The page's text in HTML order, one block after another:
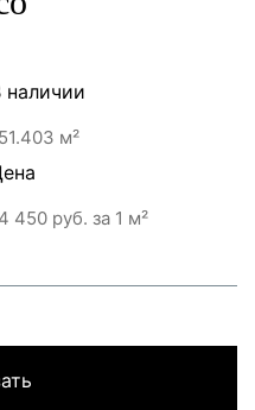
наличии
м²
450 руб. за 1 м²